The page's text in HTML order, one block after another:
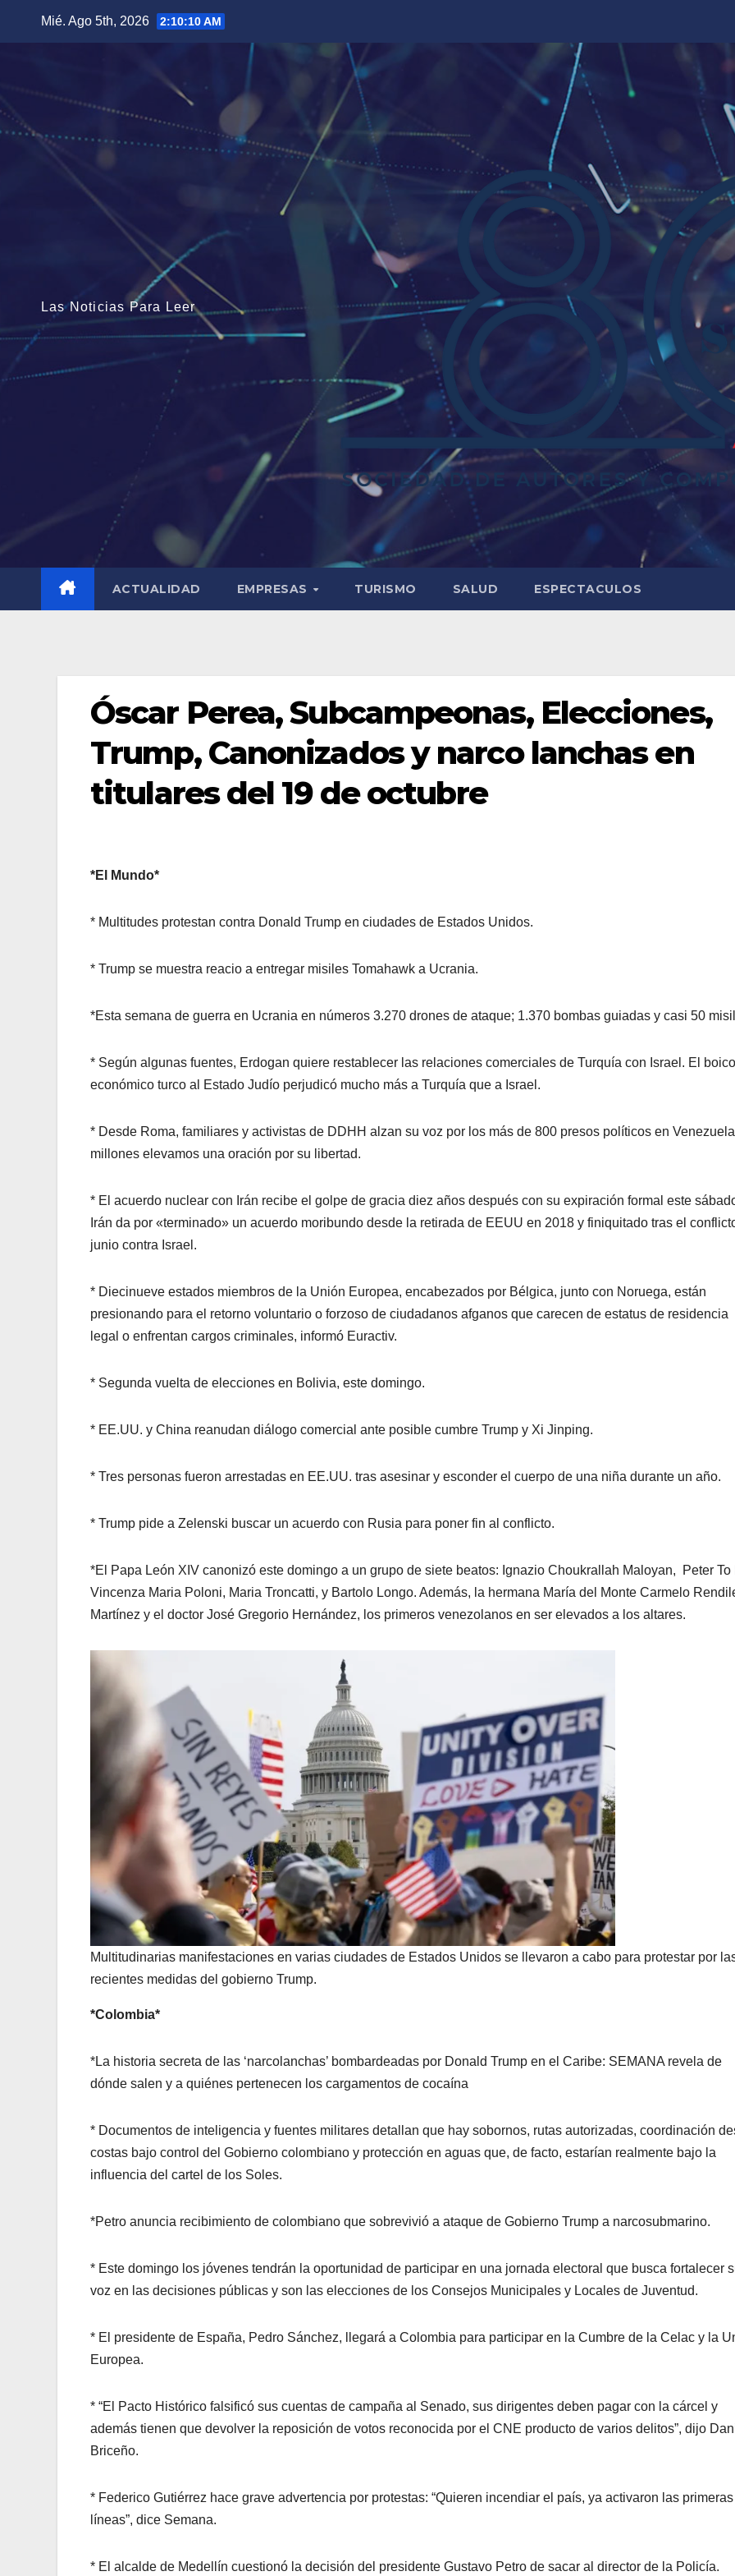
Mié. Ago 5th, 2026 2:10:11 AM
Las Noticias Para Leer
ACTUALIDAD EMPRESAS TURISMO SALUD ESPECTACULOS
Óscar Perea, Subcampeonas, Elecciones,
Trump, Canonizados y narco lanchas en
titulares del 19 de octubre
*El Mundo*
* Multitudes protestan contra Donald Trump en ciudades de Estados Unidos.
* Trump se muestra reacio a entregar misiles Tomahawk a Ucrania.
*Esta semana de guerra en Ucrania en números 3.270 drones de ataque; 1.370 bombas guiadas y casi 50
* Según algunas fuentes, Erdogan quiere restablecer las relaciones comerciales de Turquía con Israel. El
económico turco al Estado Judío perjudicó mucho más a Turquía que a Israel.
* Desde Roma, familiares y activistas de DDHH alzan su voz por los más de 800 presos políticos en
millones elevamos una oración por su libertad.
* El acuerdo nuclear con Irán recibe el golpe de gracia diez años después con su expiración formal este
Irán da por «terminado» un acuerdo moribundo desde la retirada de EEUU en 2018 y finiquitado tras el
junio contra Israel.
* Diecinueve estados miembros de la Unión Europea, encabezados por Bélgica, junto con Noruega, están
presionando para el retorno voluntario o forzoso de ciudadanos afganos que carecen de estatus de residencia
legal o enfrentan cargos criminales, informó Euractiv.
* Segunda vuelta de elecciones en Bolivia, este domingo.
* EE.UU. y China reanudan diálogo comercial ante posible cumbre Trump y Xi Jinping.
* Tres personas fueron arrestadas en EE.UU. tras asesinar y esconder el cuerpo de una niña durante un año.
* Trump pide a Zelenski buscar un acuerdo con Rusia para poner fin al conflicto.
*El Papa León XIV canonizó este domingo a un grupo de siete beatos: Ignazio Choukrallah Maloyan, Peter To
Vincenza Maria Poloni, Maria Troncatti, y Bartolo Longo. Además, la hermana María del Monte Carmelo
Martínez y el doctor José Gregorio Hernández, los primeros venezolanos en ser elevados a los altares.
Multitudinarias manifestaciones en varias ciudades de Estados Unidos se llevaron a cabo para protestar por
recientes medidas del gobierno Trump.
*Colombia*
*La historia secreta de las ‘narcolanchas’ bombardeadas por Donald Trump en el Caribe: SEMANA revela de
dónde salen y a quiénes pertenecen los cargamentos de cocaína
* Documentos de inteligencia y fuentes militares detallan que hay sobornos, rutas autorizadas, coordinación
costas bajo control del Gobierno colombiano y protección en aguas que, de facto, estarían realmente bajo la
influencia del cartel de los Soles.
*Petro anuncia recibimiento de colombiano que sobrevivió a ataque de Gobierno Trump a narcosubmarino.
* Este domingo los jóvenes tendrán la oportunidad de participar en una jornada electoral que busca fortalecer
voz en las decisiones públicas y son las elecciones de los Consejos Municipales y Locales de Juventud.
* El presidente de España, Pedro Sánchez, llegará a Colombia para participar en la Cumbre de la Celac y la
Europea.
* “El Pacto Histórico falsificó sus cuentas de campaña al Senado, sus dirigentes deben pagar con la cárcel y
además tienen que devolver la reposición de votos reconocida por el CNE producto de varios delitos”, dijo
Briceño.
* Federico Gutiérrez hace grave advertencia por protestas: “Quieren incendiar el país, ya activaron las primeras
líneas”, dice Semana.
* El alcalde de Medellín cuestionó la decisión del presidente Gustavo Petro de sacar al director de la Policía.